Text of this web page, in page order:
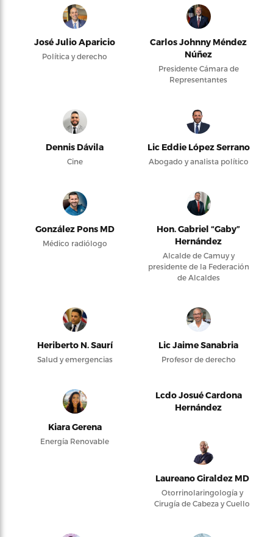
José Julio Aparicio
Política y derecho
Carlos Johnny Méndez
Núñez
Presidente Cámara de
Representantes
Dennis Dávila
Cine
Lic Eddie López Serrano
Abogado y analista político
González Pons MD
Médico radiólogo
Hon. Gabriel “Gaby”
Hernández
Alcalde de Camuy y
presidente de la Federación
de Alcaldes
Heriberto N. Saurí
Salud y emergencias
Lic Jaime Sanabria
Profesor de derecho
Kiara Gerena
Energía Renovable
Lcdo Josué Cardona
Hernández
Laureano Giraldez MD
Otorrinolaringología y
Cirugía de Cabeza y Cuello